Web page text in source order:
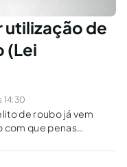
utilização de
(Lei
14:30
de roubo já vem
com que penas
estejam sendo